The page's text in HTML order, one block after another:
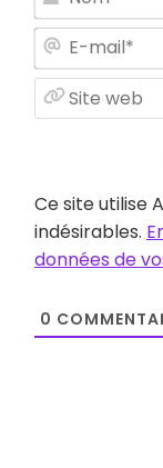
Ce site utilise
indésirables.
données de
0